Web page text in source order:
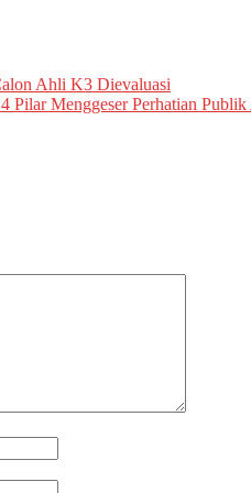
Ahli K3 Dievaluasi
Pilar Menggeser Perhatian